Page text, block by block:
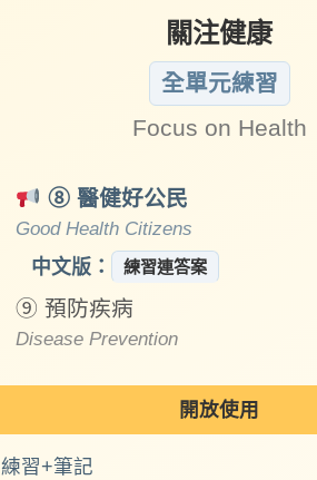
關注健康
全單元練習
Focus on Health
⑧ 醫健好公民
Good Health Citizens
中文版： 練習連答案
⑨ 預防疾病
Disease Prevention
開放使用
練習+筆記